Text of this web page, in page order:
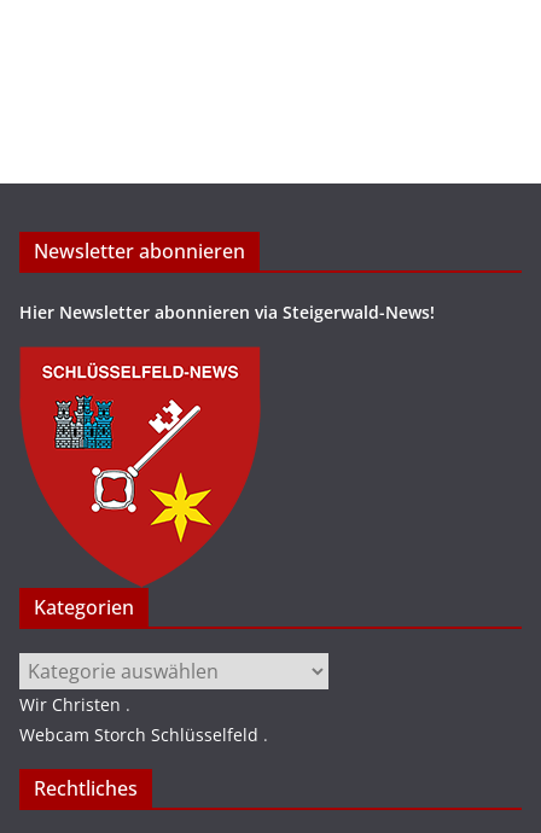
Newsletter abonnieren
Hier Newsletter abonnieren via Steigerwald-News!
Kategorien
Kategorien
Wir Christen .
Webcam Storch Schlüsselfeld .
Rechtliches